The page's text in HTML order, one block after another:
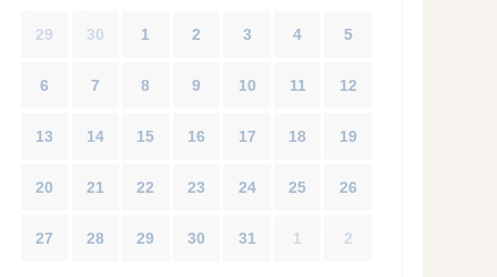
29 30 1 2 3 4 5
6 7 8 9 10 11 12
13 14 15 16 17 18 19
20 21 22 23 24 25 26
27 28 29 30 31 1 2